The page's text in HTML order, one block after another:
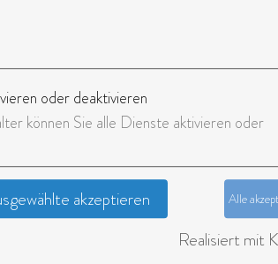
oder deaktivieren
können Sie alle Dienste aktivieren oder
akzeptieren Alle
Realisiert mit